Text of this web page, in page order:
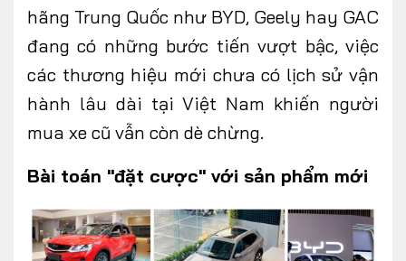
hãng Trung Quốc như BYD, Geely hay GAC
đang có những bước tiến vượt bậc, việc
các thương hiệu mới chưa có lịch sử vận
hành lâu dài tại Việt Nam khiến người
mua xe cũ vẫn còn dè chừng.
Bài toán "đặt cược" với sản phẩm mới